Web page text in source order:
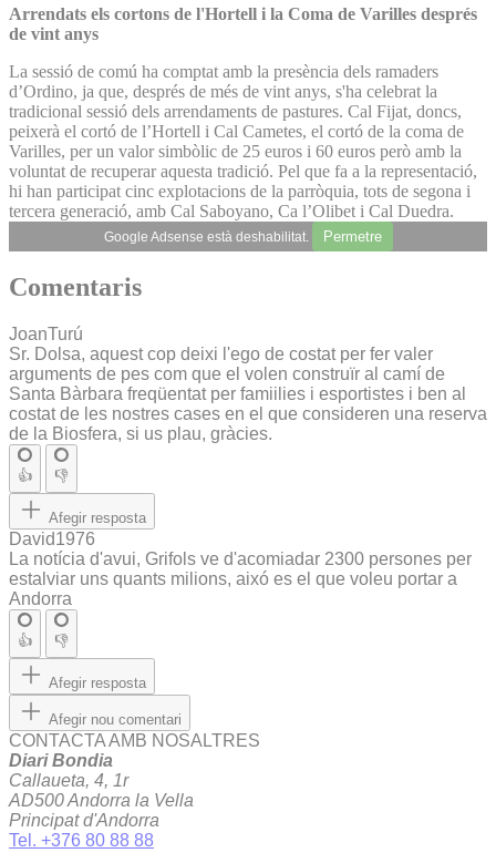
Arrendats els cortons de l'Hortell i la Coma de Varilles després
de vint anys
La sessió de comú ha comptat amb la presència dels ramaders
d’Ordino, ja que, després de més de vint anys, s'ha celebrat la
tradicional sessió dels arrendaments de pastures. Cal Fijat, doncs,
peixerà el cortó de l’Hortell i Cal Cametes, el cortó de la coma de
Varilles, per un valor simbòlic de 25 euros i 60 euros però amb la
voluntat de recuperar aquesta tradició. Pel que fa a la representació,
hi han participat cinc explotacions de la parròquia, tots de segona i
tercera generació, amb Cal Saboyano, Ca l’Olibet i Cal Duedra.
Google Adsense està deshabilitat. Permetre
Comentaris
JoanTurú
Sr. Dolsa, aquest cop deixi l'ego de costat per fer valer
arguments de pes com que el volen construïr al camí de
Santa Bàrbara freqüentat per famiilies i esportistes i ben al
costat de les nostres cases en el que consideren una reserva
de la Biosfera, si us plau, gràcies.
👍 👎
Afegir resposta
David1976
La notícia d'avui, Grifols ve d'acomiadar 2300 persones per
estalviar uns quants milions, aixó es el que voleu portar a
Andorra
👍 👎
Afegir resposta
Afegir nou comentari
CONTACTA AMB NOSALTRES
Diari Bondia
Callaueta, 4, 1r
AD500 Andorra la Vella
Principat d'Andorra
Tel. +376 80 88 88